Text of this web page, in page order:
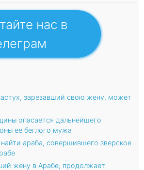
нас в
зарезавший свою жену, может
опасается дальнейшего
ее беглого мужа
араба, совершившего зверское
жену в Арабе, продолжает